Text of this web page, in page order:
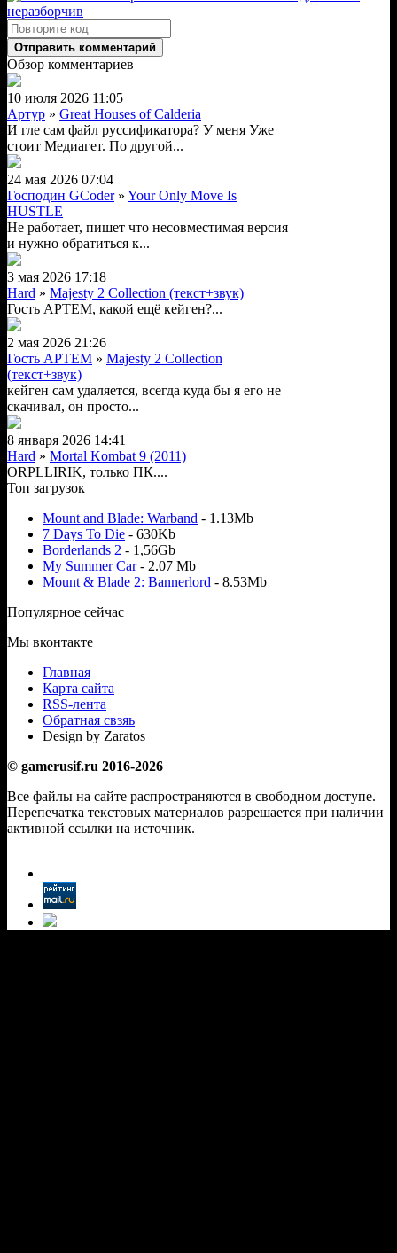
Отправить комментарий
Обзор комментариев
10 июля 2026 11:05
Артур » Great Houses of Calderia
И гле сам файл руссификатора? У меня Уже
стоит Медиагет. По другой...
24 мая 2026 07:04
Господин GCoder» Your Only Move Is
HUSTLE
Не работает, пишет что несовместимая версия
и нужно обратиться к...
3 мая 2026 17:18
Hard » Majesty 2 Collection (текст+звук)
Гость АРТЕМ, какой ещё кейген?...
2 мая 2026 21:26
Гость АРТЕМ » Majesty 2 Collection
(текст+звук)
кейген сам удаляется, всегда куда бы я его не
скачивал, он просто...
8 января 2026 14:41
Hard » Mortal Kombat 9 (2011)
ORPLLIRIK, только ПК....
Топ загрузок
Mount and Blade: Warband - 1.13Mb
7 Days To Die - 630Kb
Borderlands 2 - 1,56Gb
My Summer Car- 2.07 Mb
Mount & Blade 2: Bannerlord - 8.53Mb
Популярное сейчас
Мы вконтакте
Главная
Карта сайта
RSS-лента
Обратная свзяь
Design by Zaratos
© gamerusif.ru 2016-2026
Все файлы на сайте распространяются в свободном доступе.
Перепечатка текстовых материалов разрешается при наличии
активной ссылки на источник.